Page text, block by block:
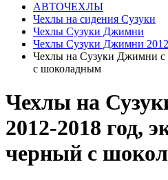
АВТОЧЕХЛЫ
Чехлы на сидения Сузуки
Чехлы Сузуки Джимни
Чехлы Сузуки Джимни
Чехлы на Сузуки Джимни с
с шоколадным
Чехлы на
2012-2018 год,
черный с